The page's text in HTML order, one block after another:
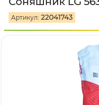
Артикул: 22041743